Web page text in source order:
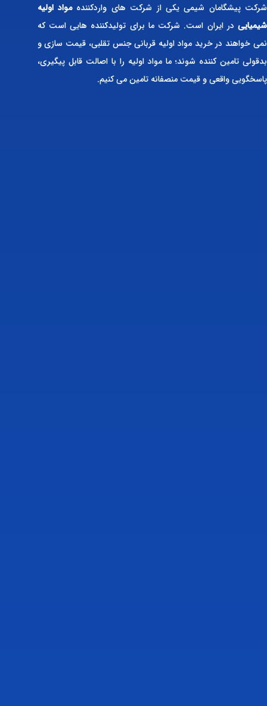
شرکت پیشگامان شیمی یکی از شرکت های واردکنندهمواد اولیه
شیمیایی در ایران است. شرکت ما برای تولیدکننده هایی است که
نمی خواهند در خرید مواد اولیه قربانی جنس تقلبی، قیمت سازی و
بدقولی تامین کننده شوند؛ ما مواد اولیه را با اصالت قابل پیگیری،
پاسخگویی واقعی و قیمت منصفانه تامین می کنیم.